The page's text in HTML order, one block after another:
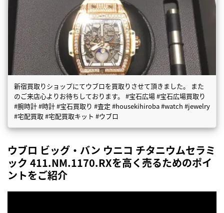
新宿買取りショップにてウブロを買取りさせて頂きました。 また
のご来店心よりお待ちしております。 #宝石広場 #宝石広場買取り
#腕時計 #時計 #宝石買取り #査定 #housekihiroba #watch #jewelry
#宅配買取 #宅配買取キット #ウブロ
ウブロ ビッグ・バン ウニコ チタニウムセラミ
ック 411.NM.1170.RXを高く売るためのポイ
ントをご紹介